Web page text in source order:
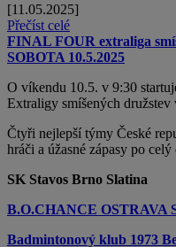
[11.05.2025]
Přečíst celé
FINAL FOUR extraliga
SOBOTA 10.5.2025
O víkendu 10.5. v 9:30
Extraligy smíšených družstev
Čtyři nejlepší týmy České
hráči a úžasné zápasy po celý
SK Stavos Brno Slatina
B.O.CHANCE OSTRAVA
Badmintonový klub 1973